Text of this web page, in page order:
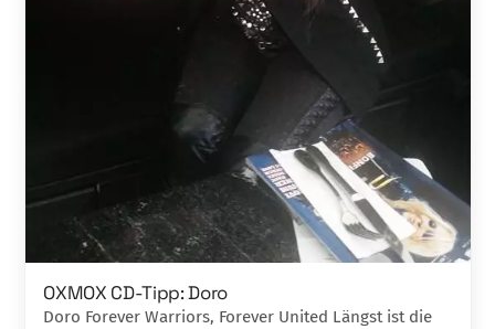
OXMOX CD-Tipp: Doro
Doro Forever Warriors, Forever United Längst ist die